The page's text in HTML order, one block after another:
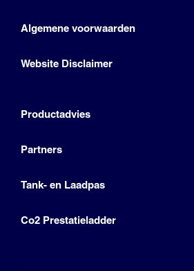
Algemene voorwaarden
Website Disclaimer
Productadvies
Partners
Tank- en Laadpas
Co2 Prestatieladder